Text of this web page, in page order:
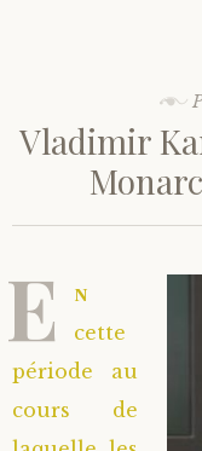
Vladimir
E n
cette
période au
cours de